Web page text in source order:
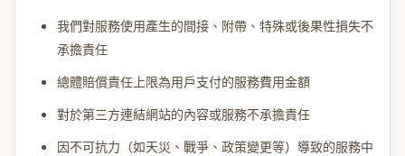
我們對服務使用產生的間接、附帶、特殊或後果性損失不
承擔責任
總體賠償責任上限為用戶支付的服務費用金額
對於第三方連結網站的內容或服務不承擔責任
因不可抗力（如天災、戰爭、政策變更等）導致的服務中